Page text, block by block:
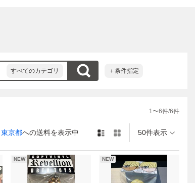
すべてのカテゴリ ＋条件指定
1〜6件/6件
東京都への送料を表示中 50件表示
NEW NEW